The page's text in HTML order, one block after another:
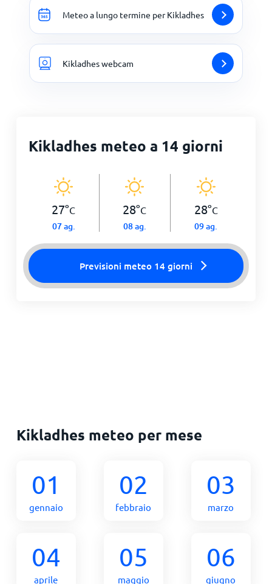
Meteo a lungo termine per Kikladhes
Kikladhes webcam
Kikladhes meteo a 14 giorni
27°C
07 ag.
28°C
08 ag.
28°C
09 ag.
Previsioni meteo 14 giorni
Kikladhes meteo per mese
01
gennaio
02
febbraio
03
marzo
04
aprile
05
maggio
06
giugno